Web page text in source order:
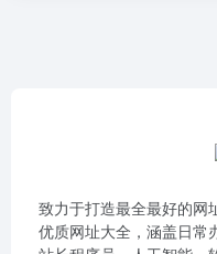
致力于打造最全最好的网
优质网址大全，涵盖日常